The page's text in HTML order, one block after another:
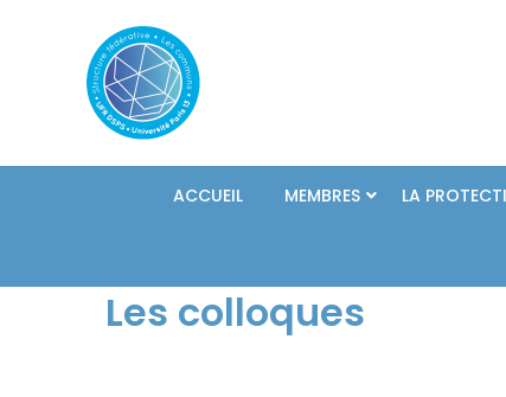
ACCUEIL MEMBRES LA
Les colloques